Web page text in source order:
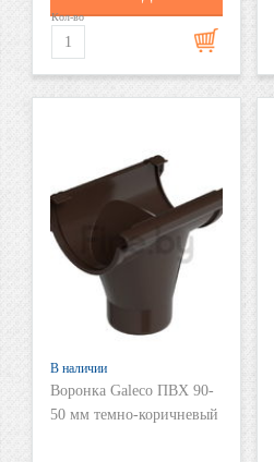
Кол-во
В наличии
Воронка Galeco ПВХ 90-
50 мм темно-коричневый